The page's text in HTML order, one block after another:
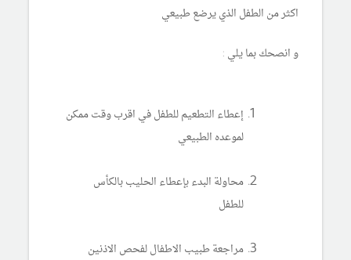
اكثر من الطفل الذي يرضع طبيعي
و انصحك بما يلي :
إعطاء التطعيم للطفل في اقرب وقت ممكن
لموعده الطبيعي
محاولة البدء بإعطاء الحليب بالكأس
للطفل
مراجعة طبيب الاطفال لفحص الاذنين